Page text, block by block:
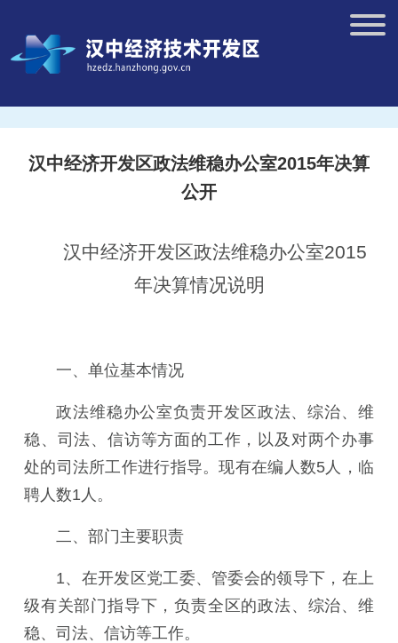
汉中经济开发区政法维稳办公室2015年决算
公开
汉中经济开发区政法维稳办公室2015
年决算情况说明
一、单位基本情况
政法维稳办公室负责开发区政法、综治、维
稳、司法、信访等方面的工作，以及对两个办事
处的司法所工作进行指导。现有在编人数5人，临
聘人数1人。
二、部门主要职责
1、在开发区党工委、管委会的领导下，在上
级有关部门指导下，负责全区的政法、综治、维
稳、司法、信访等工作。